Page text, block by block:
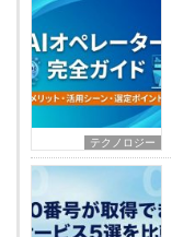
テクノロジー